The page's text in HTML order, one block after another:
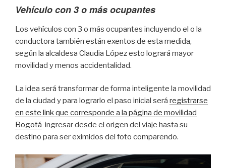
Vehículo con 3 o más ocupantes
Los vehículos con 3 o más ocupantes incluyendo el o la
conductora también están exentos de esta medida,
según la alcaldesa Claudia López esto logrará mayor
movilidad y menos accidentalidad.
La idea será transformar de forma inteligente la movilidad
de la ciudad y para lograrlo el paso inicial será registrarse
en este link que corresponde a la página de movilidad
Bogotá ingresar desde el origen del viaje hasta su
destino para ser eximidos del foto comparendo.